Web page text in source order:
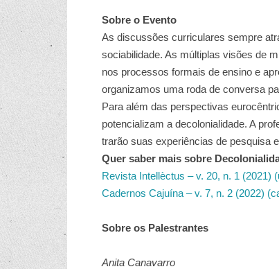
Sobre o Evento
As discussões curriculares sempre
sociabilidade. As múltiplas visões de
nos processos formais de ensino e
organizamos uma roda de conversa
Para além das perspectivas
potencializam a decolonialidade. A
trarão suas experiências de pesquisa
Quer saber mais sobre
Revista Intellèctus – v. 20, n. 1 (2021)
Cadernos Cajuína – v. 7, n. 2 (2022)
Sobre os Palestrantes
Anita Canavarro